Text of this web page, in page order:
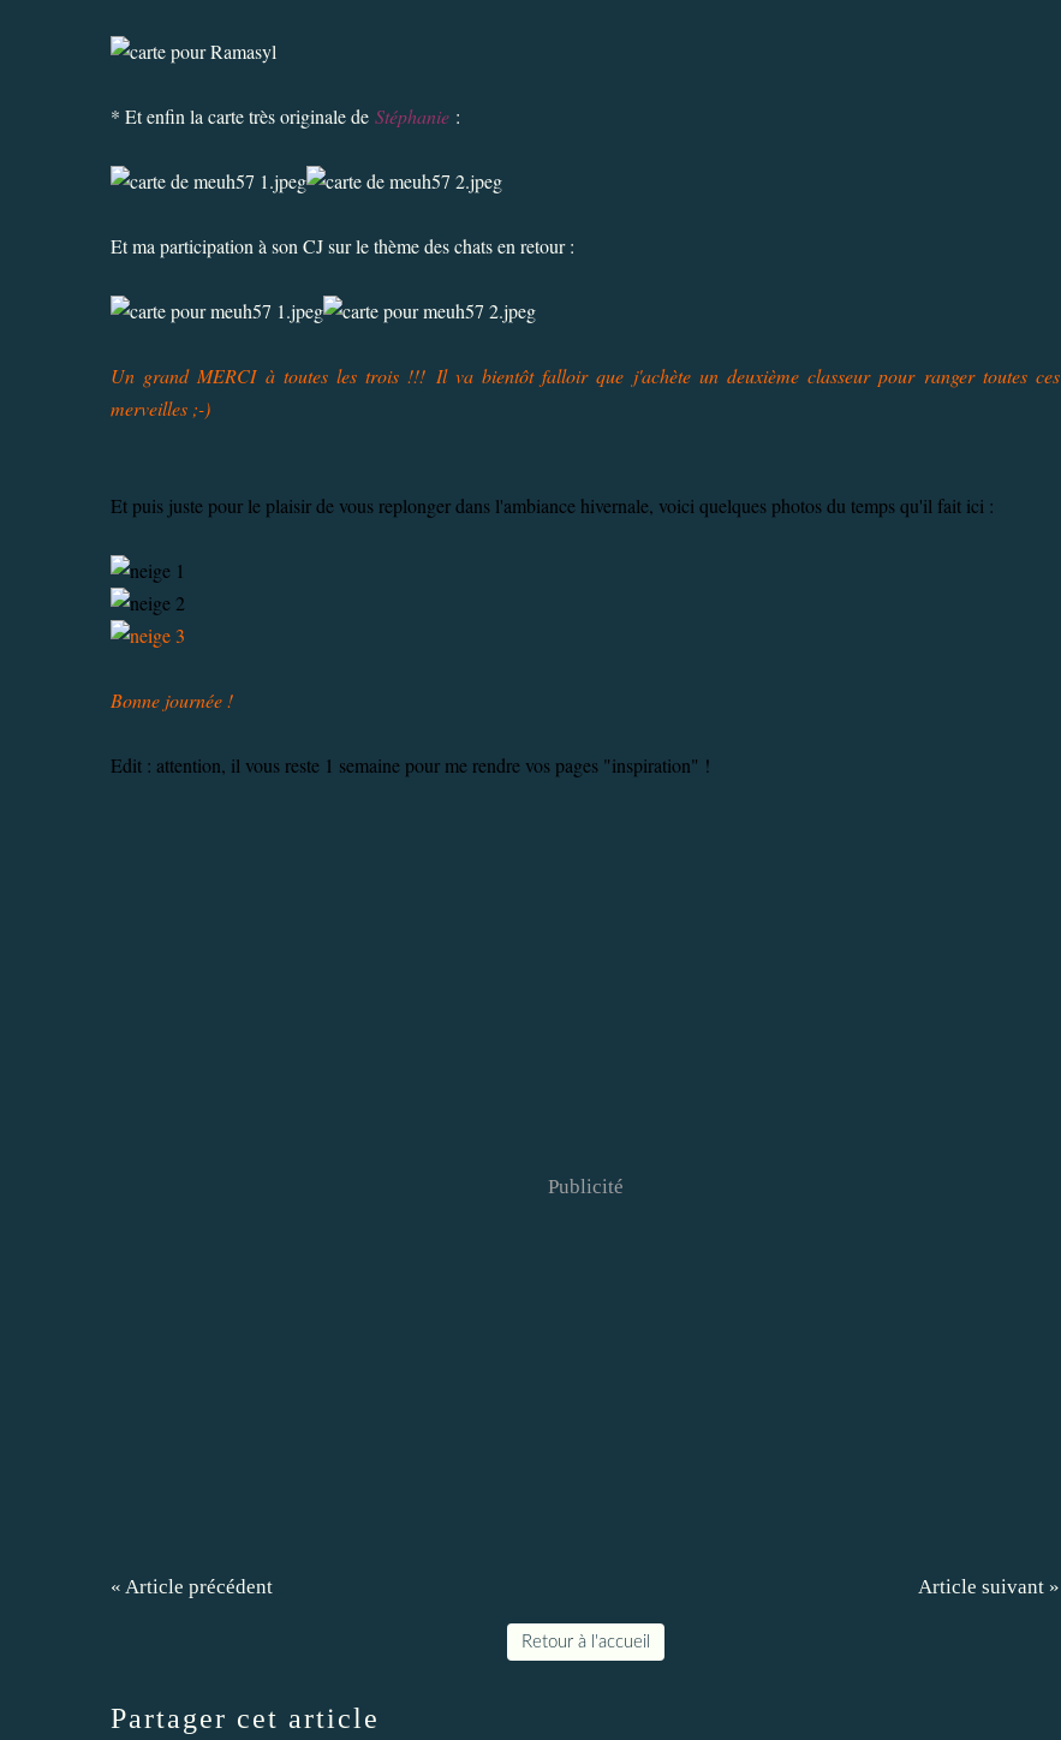
* Et enfin la carte très originale de Stéphanie :
Et ma participation à son CJ sur le thème des chats en retour :
Un grand MERCI à toutes les trois !!! Il va bientôt falloir que j'achète un deuxième classeur pour ranger toutes ces
merveilles ;-)
Et puis juste pour le plaisir de vous replonger dans l'ambiance hivernale, voici quelques photos du temps qu'il fait ici :
Bonne journée !
Edit : attention, il vous reste 1 semaine pour me rendre vos pages "inspiration" !
Publicité
« Article précédent Article suivant »
Retour à l'accueil
Partager cet article